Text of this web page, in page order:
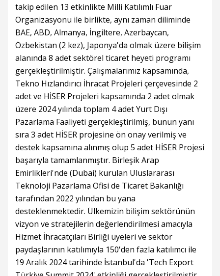
takip edilen 13 etkinlikte Milli Katılımlı Fuar
Organizasyonu ile birlikte, aynı zaman diliminde
BAE, ABD, Almanya, İngiltere, Azerbaycan,
Özbekistan (2 kez), Japonya'da olmak üzere bilişim
alanında 8 adet sektörel ticaret heyeti programı
gerçekleştirilmiştir. Çalışmalarımız kapsamında,
Tekno Hızlandırıcı İhracat Projeleri çerçevesinde 2
adet ve HİSER Projeleri kapsamında 2 adet olmak
üzere 2024 yılında toplam 4 adet Yurt Dışı
Pazarlama Faaliyeti gerçekleştirilmiş, bunun yanı
sıra 3 adet HİSER projesine ön onay verilmiş ve
destek kapsamına alınmış olup 5 adet HİSER Projesi
başarıyla tamamlanmıştır. Birleşik Arap
Emirlikleri'nde (Dubai) kurulan Uluslararası
Teknoloji Pazarlama Ofisi de Ticaret Bakanlığı
tarafından 2022 yılından bu yana
desteklenmektedir. Ülkemizin bilişim sektörünün
vizyon ve stratejilerin değerlendirilmesi amacıyla
Hizmet İhracatçıları Birliği üyeleri ve sektör
paydaşlarının katılımıyla 150'den fazla katılımcı ile
19 Aralık 2024 tarihinde İstanbul'da 'Tech Export